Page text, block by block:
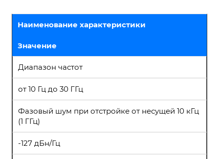
Наименование характеристики
Значение
Диапазон частот
от 10 Гц до 30 ГГц
Фазовый шум при отстройке от несущей 10 кГц
(1 ГГц)
-127 дБн/Гц